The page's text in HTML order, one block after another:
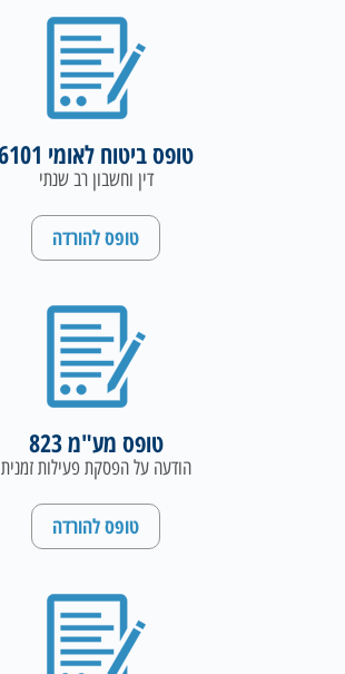
טופס ביטוח לאומי 6101
דין וחשבון רב שנתי
טופס להורדה
טופס מע"מ 823
הודעה על הפסקת פעילות זמנית
טופס להורדה